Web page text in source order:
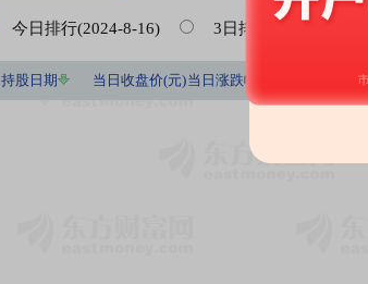
今日排行(2024-8-16) 3日排行
持股日期 当日收盘价(元)当日涨跌幅(%) 持股数量(股)